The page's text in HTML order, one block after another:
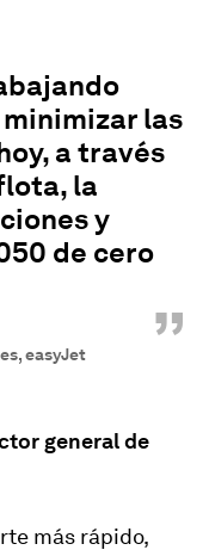
las
a través
la
y
de cero
”
easyJet
general de
más rápido,